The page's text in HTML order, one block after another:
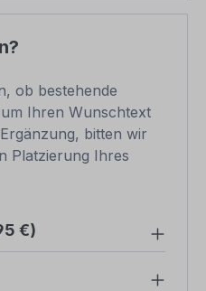
ob bestehende
Ihren Wunschtext
bitten wir
Platzierung Ihres
€)